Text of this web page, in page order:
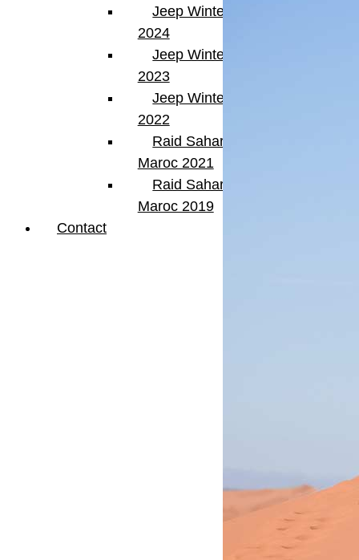
Jeep Winter Tour
2024
Jeep Winter Tour
2023
Jeep Winter Tour
2022
Raid Sahara Tour
Maroc 2021
Raid Sahara Tour
Maroc 2019
Contact